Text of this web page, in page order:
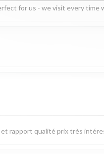
for us - we visit every time
et rapport qualité prix très